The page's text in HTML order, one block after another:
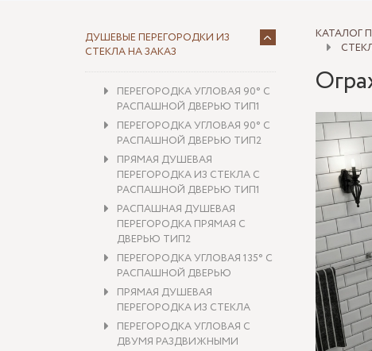
ДУШЕВЫЕ ПЕРЕГОРОДКИ ИЗ
СТЕКЛА НА ЗАКАЗ
ПЕРЕГОРОДКА УГЛОВАЯ 90° С
РАСПАШНОЙ ДВЕРЬЮ ТИП1
ПЕРЕГОРОДКА УГЛОВАЯ 90° С
РАСПАШНОЙ ДВЕРЬЮ ТИП2
ПРЯМАЯ ДУШЕВАЯ
ПЕРЕГОРОДКА ИЗ СТЕКЛА С
РАСПАШНОЙ ДВЕРЬЮ ТИП1
РАСПАШНАЯ ДУШЕВАЯ
ПЕРЕГОРОДКА ПРЯМАЯ С
ДВЕРЬЮ ТИП2
ПЕРЕГОРОДКА УГЛОВАЯ 135° С
РАСПАШНОЙ ДВЕРЬЮ
ПРЯМАЯ ДУШЕВАЯ
ПЕРЕГОРОДКА ИЗ СТЕКЛА
ПЕРЕГОРОДКА УГЛОВАЯ С
ДВУМЯ РАЗДВИЖНЫМИ
КАТАЛОГ